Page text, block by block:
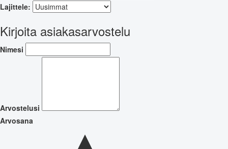
Lajittele:
Kirjoita asiakasarvostelu
Nimesi
Arvostelusi
Arvosana